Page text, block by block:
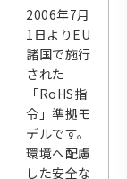
2006年7月
1日よりEU
諸国で施行
された
「RoHS指
令」準拠モ
デルです。
環境へ配慮
した安全な